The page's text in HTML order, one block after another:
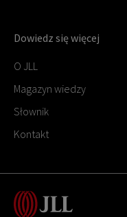
Dowiedz się więcej
O JLL
Magazyn wiedzy
Słownik
Kontakt